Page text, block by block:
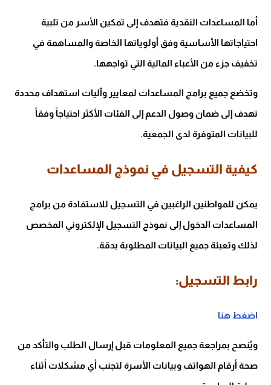
أما المساعدات النقدية فتهدف إلى تمكين الأسر من تلبية
احتياجاتها الأساسية وفق أولوياتها الخاصة والمساهمة في
تخفيف جزء من الأعباء المالية التي تواجهها.
وتخضع جميع برامج المساعدات لمعايير وآليات استهداف محددة
تهدف إلى ضمان وصول الدعم إلى الفئات الأكثر احتياجاً وفقاً
للبيانات المتوفرة لدى الجمعية.
كيفية التسجيل في نموذج المساعدات
يمكن للمواطنين الراغبين في التسجيل للاستفادة من برامج
المساعدات الدخول إلى نموذج التسجيل الإلكتروني المخصص
لذلك وتعبئة جميع البيانات المطلوبة بدقة.
رابط التسجيل:
اضغط هنا
ويُنصح بمراجعة جميع المعلومات قبل إرسال الطلب والتأكد من
صحة أرقام الهواتف وبيانات الأسرة لتجنب أي مشكلات أثناء